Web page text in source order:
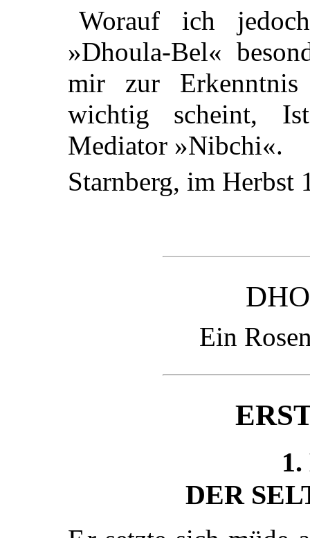
Worauf ich
»Dhoula-Bel«
mir zur Erkenntnis
wichtig scheint,
Mediator »Nibchi«.
Starnberg, im Herbst
Ein
DER